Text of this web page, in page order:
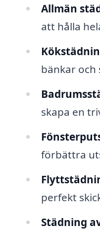
Allmän
att hålla
bänkar och
skapa en
förbättra
perfekt
Städning